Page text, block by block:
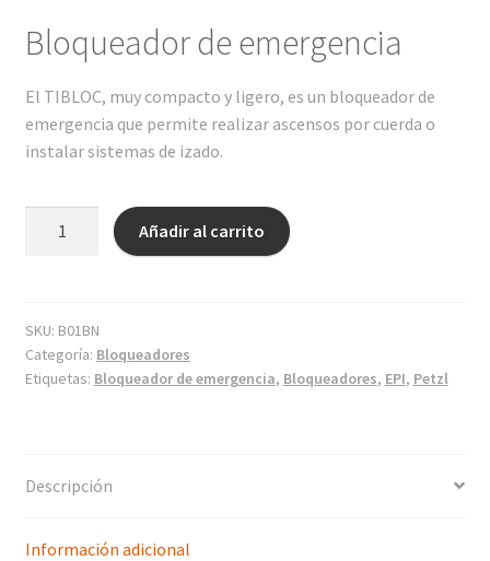
Bloqueador de emergencia
El TIBLOC, muy compacto y ligero, es un bloqueador de
emergencia que permite realizar ascensos por cuerda o
instalar sistemas de izado.
Añadir al carrito
SKU: B01BN
Categoría: Bloqueadores
Etiquetas: Bloqueador de emergencia, Bloqueadores, EPI, Petzl
Descripción
Información adicional